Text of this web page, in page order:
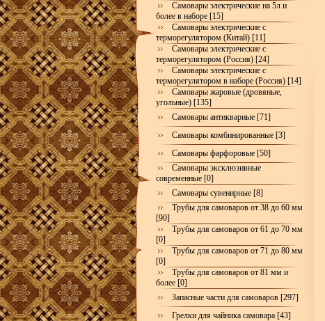
Самовары электрические на 5л и
более в наборе [15]
Самовары электрические с
терморегулятором (Китай) [11]
Самовары электрические с
терморегулятором (Россия) [24]
Самовары электрические с
терморегулятором в наборе (Россия) [14]
Самовары жаровые (дровяные,
угольные) [135]
Самовары антикварные [71]
Самовары комбинированные [3]
Самовары фарфоровые [50]
Самовары эксклюзивные
современные [0]
Самовары сувенирные [8]
Трубы для самоваров от 38 до 60 мм
[90]
Трубы для самоваров от 61 до 70 мм
[0]
Трубы для самоваров от 71 до 80 мм
[0]
Трубы для самоваров от 81 мм и
более [0]
Запасные части для самоваров [297]
Грелки для чайника самовара [43]